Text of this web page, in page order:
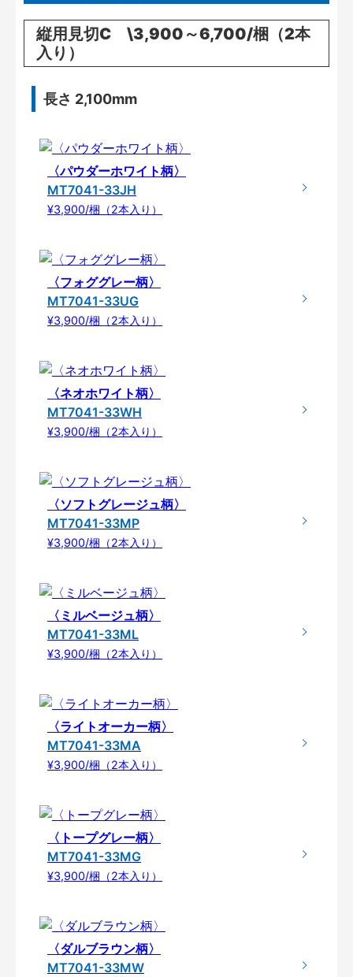
縦用見切C \3,900～6,700/梱（2本
入り）
長さ 2,100mm
〈パウダーホワイト柄〉
MT7041-33JH
¥3,900/梱（2本入り）
〈フォググレー柄〉
MT7041-33UG
¥3,900/梱（2本入り）
〈ネオホワイト柄〉
MT7041-33WH
¥3,900/梱（2本入り）
〈ソフトグレージュ柄〉
MT7041-33MP
¥3,900/梱（2本入り）
〈ミルベージュ柄〉
MT7041-33ML
¥3,900/梱（2本入り）
〈ライトオーカー柄〉
MT7041-33MA
¥3,900/梱（2本入り）
〈トープグレー柄〉
MT7041-33MG
¥3,900/梱（2本入り）
〈ダルブラウン柄〉
MT7041-33MW